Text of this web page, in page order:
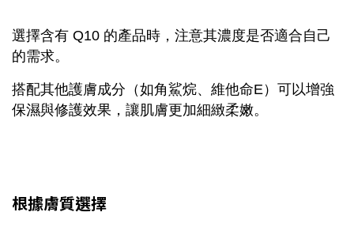
選擇含有 Q10 的產品時，注意其濃度是否適合自己
的需求。
搭配其他護膚成分（如角鯊烷、維他命E）可以增強
保濕與修護效果， 讓肌膚更加細緻柔嫩。
根據膚質選擇